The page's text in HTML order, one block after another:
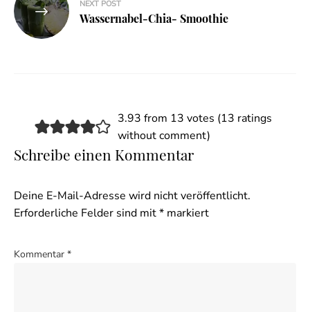
NEXT POST
Wassernabel-Chia- Smoothie
3.93 from 13 votes (13 ratings
without comment)
Schreibe einen Kommentar
Deine E-Mail-Adresse wird nicht veröffentlicht.
Erforderliche Felder sind mit* markiert
Kommentar *